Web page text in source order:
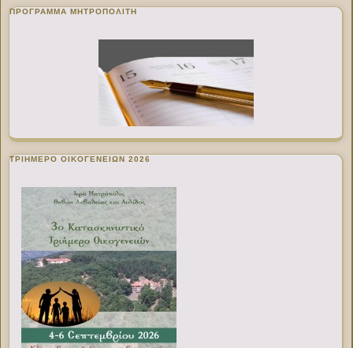
ΠΡΌΓΡΑΜΜΑ ΜΗΤΡΟΠΟΛΊΤΗ
ΤΡΙΗΜΕΡΟ ΟΙΚΟΓΕΝΕΙΩΝ 2026